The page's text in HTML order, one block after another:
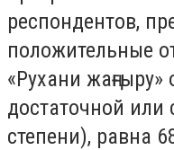
респондентов,
положительные
«Рухани
достаточной или
степени), равна